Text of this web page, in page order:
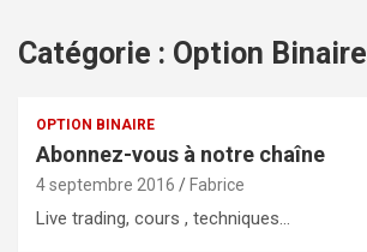
Catégorie : Option Binaire
OPTION BINAIRE
Abonnez-vous à notre chaîne
4 septembre 2016 Fabrice
Live trading, cours , techniques…